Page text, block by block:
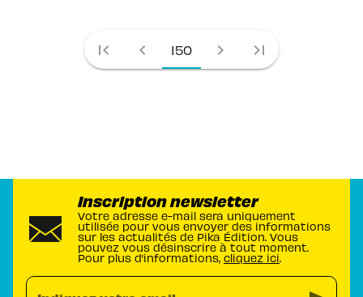
first_page chevron_left 150 chevron_right last_page
Inscription newsletter
Votre adresse e-mail sera uniquement
utilisée pour vous envoyer des informations
sur les actualités de Pika Édition. Vous
pouvez vous désinscrire à tout moment.
Pour plus d’informations, cliquez ici.